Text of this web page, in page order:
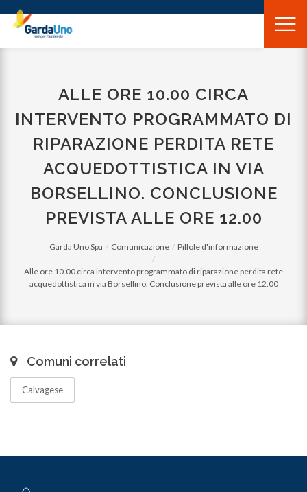
Gardauno
Spa
ALLE ORE 10.00 CIRCA
INTERVENTO PROGRAMMATO DI
RIPARAZIONE PERDITA RETE
ACQUEDOTTISTICA IN VIA
BORSELLINO. CONCLUSIONE
PREVISTA ALLE ORE 12.00
Garda Uno Spa Comunicazione Pillole d'informazione
Alle ore 10.00 circa intervento programmato di riparazione perdita rete
acquedottistica in via Borsellino. Conclusione prevista alle ore 12.00
Comuni correlati
Calvagese